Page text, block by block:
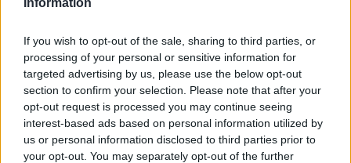
If you wish to opt-out of the sale, sharing to third parties, or
processing of your personal or sensitive information for
targeted advertising by us, please use the below opt-out
section to confirm your selection. Please note that after your
opt-out request is processed you may continue seeing
interest-based ads based on personal information utilized by
us or personal information disclosed to third parties prior to
your opt-out. You may separately opt-out of the further